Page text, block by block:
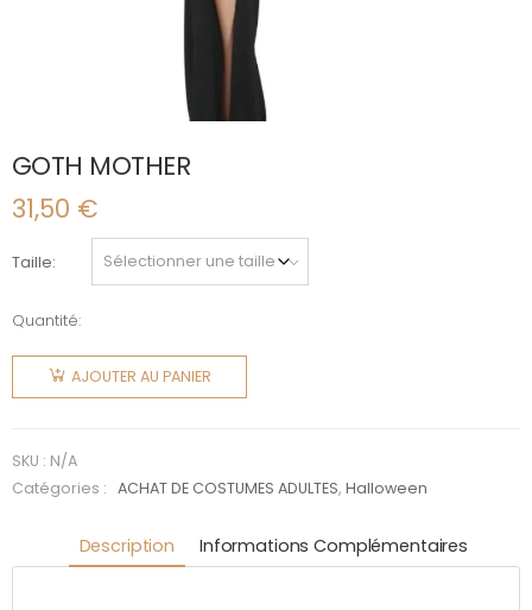
GOTH MOTHER
31,50 €
Taille
Quantité:
quantité
de GOTH
MOTHER
AJOUTER AU PANIER
SKU : N/A
Catégories :
ACHAT DE COSTUMES ADULTES,Halloween
Description Informations Complémentaires